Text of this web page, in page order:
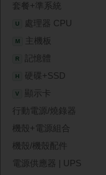
套餐+準系統
U 處理器 CPU
M 主機板
R 記憶體
H 硬碟+SSD
V
顯示卡
行動電源/燒錄器
機殼+電源組合
機殼/機殼配件
電源供應器 | UPS